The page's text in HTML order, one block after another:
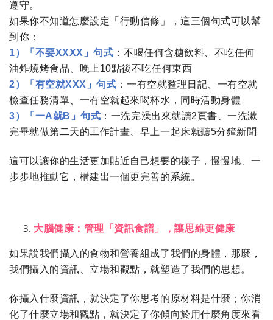
遵守。
如果你不知道怎麼設定「行動信條」，這三個句式可以幫
到你：
1）「不要XXXX 」句式 ：不喝任何含糖飲料、不吃任何
油炸燒烤食品、晚上 10點後不吃任何東西
2）「有空就XXX 」句式 ：一有空就整理日記、一有空就
檢查任務清單、一有空就起來喝杯水，同時活動身體
3）「一A就B 」句式 ：一洗完澡出來就讀2頁書、一洗漱
完畢就做第二天的工作計畫、早上一起床就聽5分鐘新聞
這可以讓你的生活更加貼近自己想要的樣子，慢慢地、一
步步地推動它，構建出一個更完善的系統。
大腦健康：管理「資訊食譜」，讓思維更健康
如果說我們攝入的食物和營養組成了我們的身體，那麼，
我們攝入的資訊、立場和觀點，就塑造了我們的思想。
你攝入什麼資訊，就決定了你思考的原材料是什麼；你消
化了什麼立場和觀點，就決定了你傾向於用什麼角度來看